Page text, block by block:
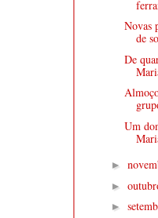
Novas
de
De
Um
►
►
►